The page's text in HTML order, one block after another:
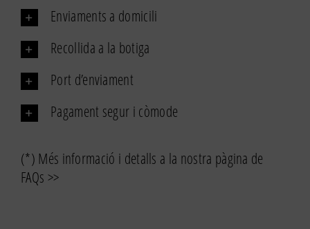
Enviaments a domicili
Recollida a la botiga
Port d’enviament
Pagament segur i còmode
(*) Més informació i detalls a la nostra pàgina de
FAQs >>